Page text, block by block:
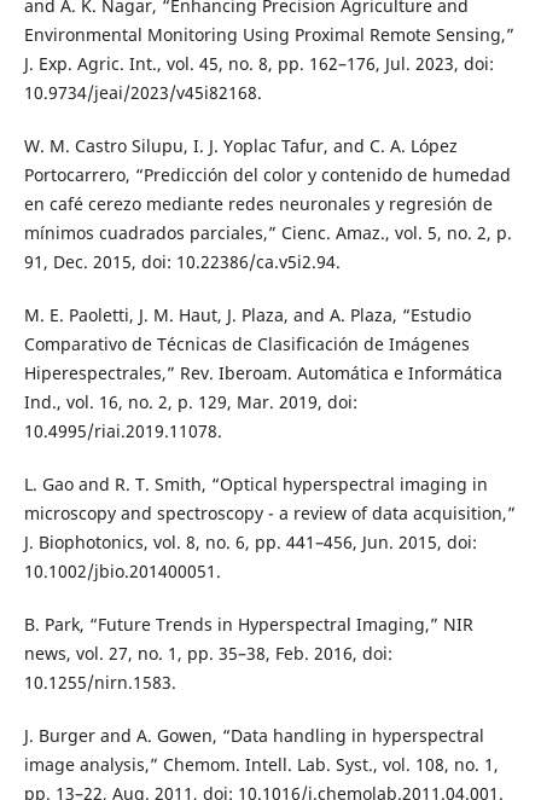
and A. K. Nagar, “Enhancing Precision Agriculture and
Environmental Monitoring Using Proximal Remote Sensing,”
J. Exp. Agric. Int., vol. 45, no. 8, pp. 162–176, Jul. 2023, doi:
10.9734/jeai/2023/v45i82168.
W. M. Castro Silupu, I. J. Yoplac Tafur, and C. A. López
Portocarrero, “Predicción del color y contenido de humedad
en café cerezo mediante redes neuronales y regresión de
mínimos cuadrados parciales,” Cienc. Amaz., vol. 5, no. 2, p.
91, Dec. 2015, doi: 10.22386/ca.v5i2.94.
M. E. Paoletti, J. M. Haut, J. Plaza, and A. Plaza, “Estudio
Comparativo de Técnicas de Clasificación de Imágenes
Hiperespectrales,” Rev. Iberoam. Automática e Informática
Ind., vol. 16, no. 2, p. 129, Mar. 2019, doi:
10.4995/riai.2019.11078.
L. Gao and R. T. Smith, “Optical hyperspectral imaging in
microscopy and spectroscopy - a review of data acquisition,”
J. Biophotonics, vol. 8, no. 6, pp. 441–456, Jun. 2015, doi:
10.1002/jbio.201400051.
B. Park, “Future Trends in Hyperspectral Imaging,” NIR
news, vol. 27, no. 1, pp. 35–38, Feb. 2016, doi:
10.1255/nirn.1583.
J. Burger and A. Gowen, “Data handling in hyperspectral
image analysis,” Chemom. Intell. Lab. Syst., vol. 108, no. 1,
pp. 13–22, Aug. 2011, doi: 10.1016/j.chemolab.2011.04.001.